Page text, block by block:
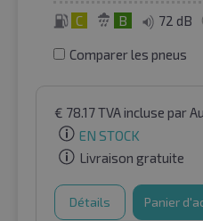
C B 72 dB
Comparer les pneus
€ 78.17TVA incluse par
EN STOCK
Livraison gratuite
Détails Panier